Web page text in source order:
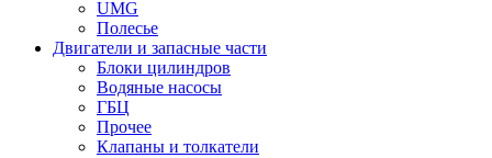
UMG
Полесье
Двигатели и запасные части
Блоки цилиндров
Водяные насосы
ГБЦ
Прочее
Клапаны и толкатели